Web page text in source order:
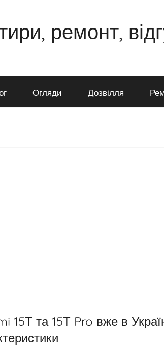
ремонт,
Огляди Дозвілля
15Т та 15Т Pro вже в